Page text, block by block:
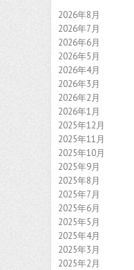
2026年8月
2026年7月
2026年6月
2026年5月
2026年4月
2026年3月
2026年2月
2026年1月
2025年12月
2025年11月
2025年10月
2025年9月
2025年8月
2025年7月
2025年6月
2025年5月
2025年4月
2025年3月
2025年2月